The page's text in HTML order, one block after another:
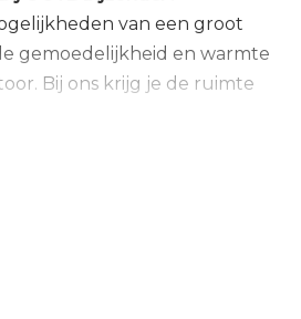
van een groot
gemoedelijkheid en warmte
Bij ons krijg je de ruimte
bij OOvB
tot ontwikkeling en